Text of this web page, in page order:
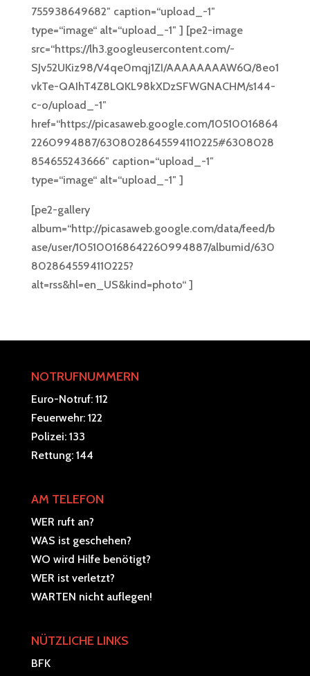
755938649682″ caption=“upload_-1″
type=“image“ alt=“upload_-1″ ] [pe2-image
src=“https://lh3.googleusercontent.com/-
SJv52UKiz98/V4qe0mqj1ZI/AAAAAAAAW6Q/8eo1
vkTe-QAIhT4Z8LQKL98kXDzSFWGNACHM/s144-
c-o/upload_-1″
href=“https://picasaweb.google.com/10510016864
2260994887/6308028645594110225#6308028
854655243666″ caption=“upload_-1″
type=“image“ alt=“upload_-1″ ]
[pe2-gallery
album=“http://picasaweb.google.com/data/feed/b
ase/user/105100168642260994887/albumid/630
8028645594110225?
alt=rss&hl=en_US&kind=photo“ ]
NOTRUFNUMMERN
Euro-Notruf: 112
Feuerwehr: 122
Polizei: 133
Rettung: 144
AM TELEFON
WER ruft an?
WAS ist geschehen?
WO wird Hilfe benötigt?
WER ist verletzt?
WARTEN nicht auflegen!
NÜTZLICHE LINKS
BFK